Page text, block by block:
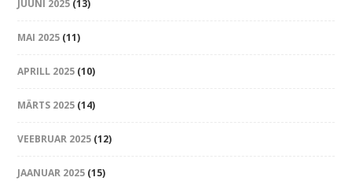
JUUNI 2025 (13)
MAI 2025 (11)
APRILL 2025 (10)
MÄRTS 2025 (14)
VEEBRUAR 2025 (12)
JAANUAR 2025 (15)